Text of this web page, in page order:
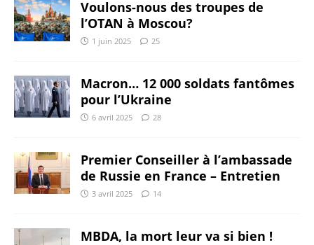
Voulons-nous des troupes de
l’OTAN à Moscou?
1 juin 2025 25
Macron… 12 000 soldats fantômes
pour l’Ukraine
6 avril 2025 28
Premier Conseiller à l’ambassade
de Russie en France – Entretien
3 avril 2025 14
MBDA, la mort leur va si bien !